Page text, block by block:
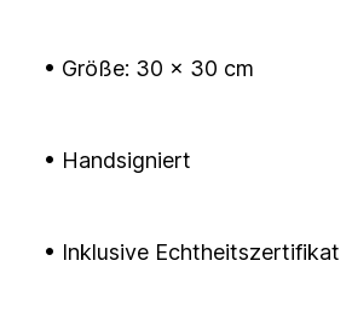
• Größe: 30 × 30 cm
• Handsigniert
• Inklusive Echtheitszertifikat